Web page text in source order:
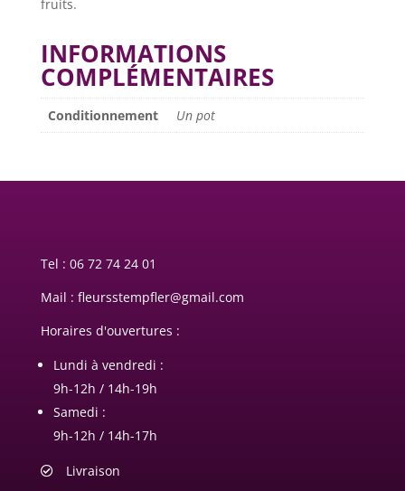
fruits.
INFORMATIONS
COMPLÉMENTAIRES
Conditionnement Un pot
Tel : 06 72 74 24 01
Mail : fleursstempfler@gmail.com
Horaires d'ouvertures :
Lundi à vendredi :
9h-12h / 14h-19h
Samedi :
9h-12h / 14h-17h
Livraison